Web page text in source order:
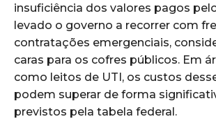
insuficiência dos valores pagos
levado o governo a recorrer com
contratações emergenciais,
caras para os cofres públicos. Em
como leitos de UTI, os custos
podem superar de forma
previstos pela tabela federal.